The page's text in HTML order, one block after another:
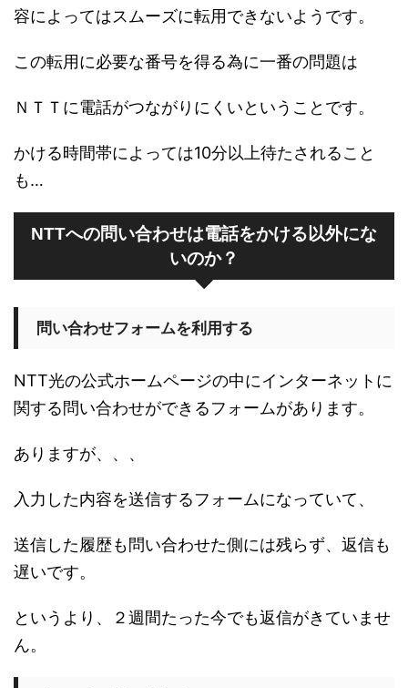
容によってはスムーズに転用できないようです。
この転用に必要な番号を得る為に一番の問題は
ＮＴＴに電話がつながりにくいということです。
かける時間帯によっては10分以上待たされること
も…
NTTへの問い合わせは電話をかける以外にな
いのか？
問い合わせフォームを利用する
NTT光の公式ホームページの中にインターネットに
関する問い合わせができるフォームがあります。
ありますが、、、
入力した内容を送信するフォームになっていて、
送信した履歴も問い合わせた側には残らず、返信も
遅いです。
というより、２週間たった今でも返信がきていませ
ん。